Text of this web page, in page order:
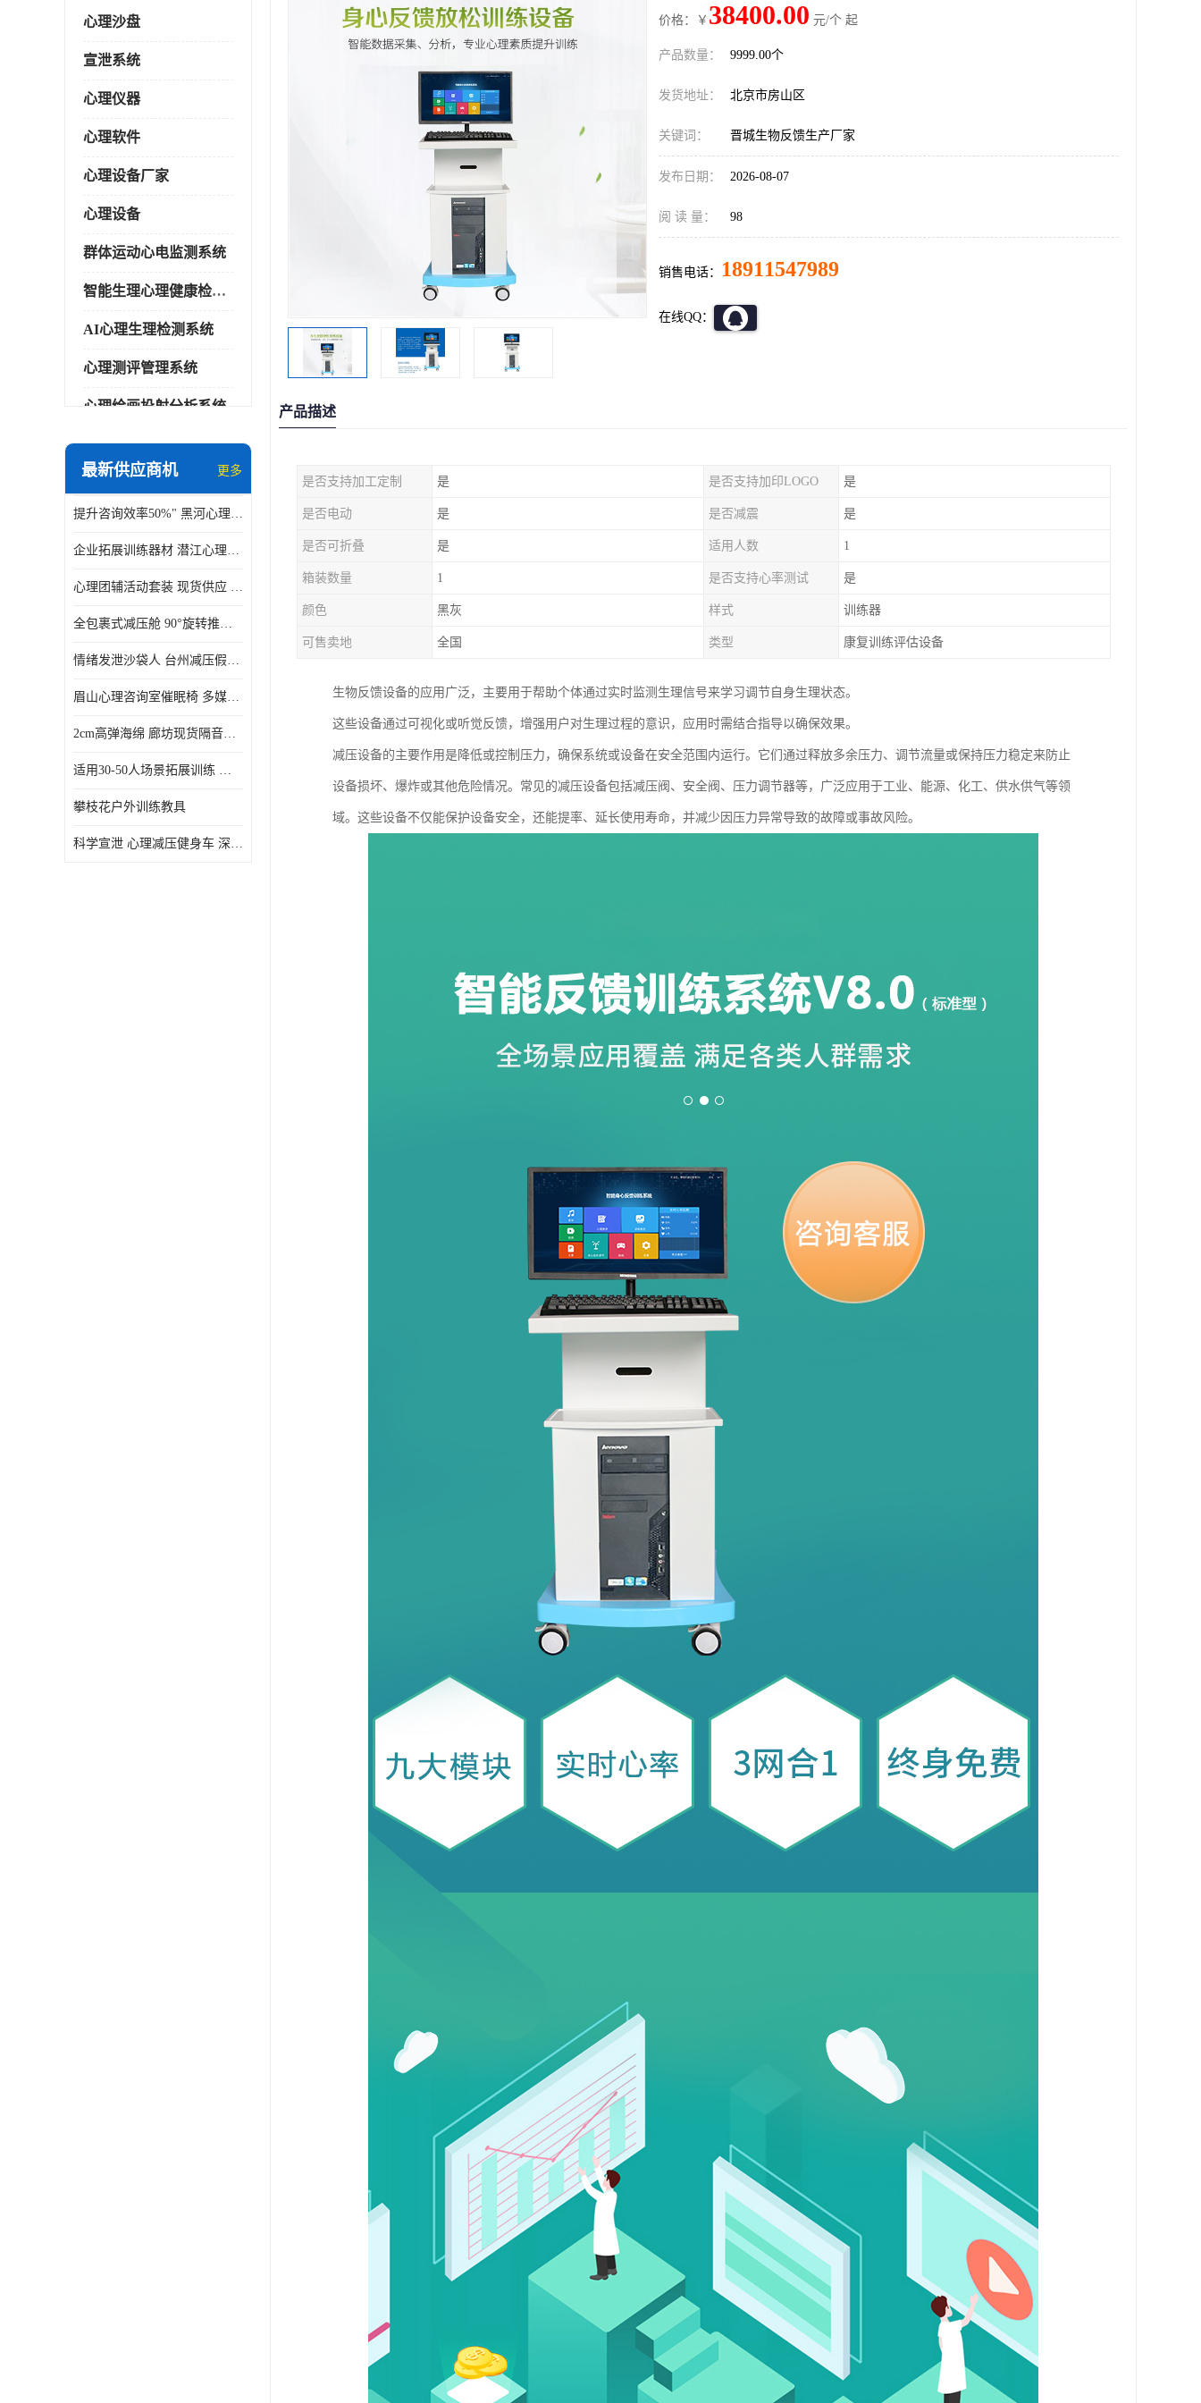
心理沙盘
宣泄系统
心理仪器
心理软件
心理设备厂家
心理设备
群体运动心电监测系统
智能生理心理健康检测系统
AI心理生理检测系统
心理测评管理系统
心理绘画投射分析系统
可变速催眠放松催眠套件
智能反馈训练系统
便携式生物反馈仪
最新供应商机 更多
提升咨询效率50%" 黑河心理沙盘系统
企业拓展训练器材 潜江心理训练教具带音乐套装 适用30-50人场景拓展训练
心理团辅活动套装 现货供应 安徽便携式铝合金教具箱
全包裹式减压舱 90°旋转推车 济源身心反馈系统价格
情绪发泄沙袋人 台州减压假人带底座 环保硅胶一体成型
眉山心理咨询室催眠椅 多媒体疗愈
2cm高弹海绵 廊坊现货隔音宣泄墙
适用30-50人场景拓展训练 泰州社区活动心理训练教具 校园素质拓展工具箱
攀枝花户外训练教具
科学宣泄 心理减压健身车 深圳心理咨询室智能心理减压动感单车
价格：￥ 38400.00 元/个 起
产品数量： 9999.00个
发货地址： 北京市房山区
关键词： 晋城生物反馈生产厂家
发布日期： 2026-08-07
阅 读 量： 98
销售电话： 18911547989
在线QQ：
产品描述
是否支持加工定制 是 是否支持加印LOGO 是
是否电动 是 是否减震 是
是否可折叠 是 适用人数 1
箱装数量 1 是否支持心率测试 是
颜色 黑灰 样式 训练器
可售卖地 全国 类型 康复训练评估设备
生物反馈设备的应用广泛，主要用于帮助个体通过实时监测生理信号来学习调节自身生理状态。
这些设备通过可视化或听觉反馈，增强用户对生理过程的意识，应用时需结合指导以确保效果。
减压设备的主要作用是降低或控制压力，确保系统或设备在安全范围内运行。它们通过释放多余压力、调节流量或保持压力稳定来防止
设备损坏、爆炸或其他危险情况。常见的减压设备包括减压阀、安全阀、压力调节器等，广泛应用于工业、能源、化工、供水供气等领
域。这些设备不仅能保护设备安全，还能提率、延长使用寿命，并减少因压力异常导致的故障或事故风险。